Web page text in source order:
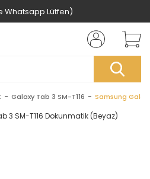
Whatsapp Lütfen)
Galaxy Tab 3 SM-T116 Samsung